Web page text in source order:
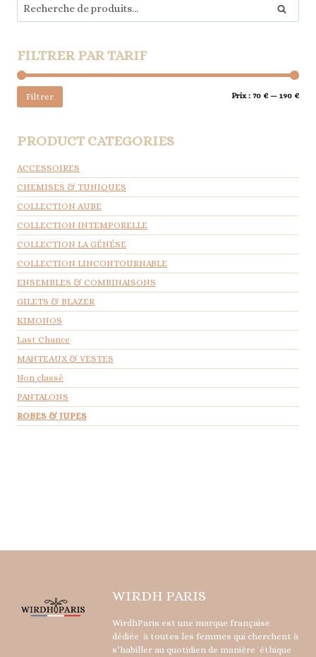
pour :
Recherche
FILTRER PAR TARIF
Prix
Prix
Filtrer Prix : 70 €— 190 €
PRODUCT CATEGORIES
ACCESSOIRES
CHEMISES & TUNIQUES
COLLECTION AUBE
COLLECTION INTEMPORELLE
COLLECTION LA GÉNÉSE
COLLECTION LINCONTOURNABLE
ENSEMBLES & COMBINAISONS
GILETS & BLAZER
KIMONOS
Last Chance
MANTEAUX & VESTES
Non classé
PANTALONS
ROBES & JUPES
WIRDH PARIS
WirdhParis est une marque française
dédiée à toutes les femmes qui cherchent à
s’habiller au quotidien de manière éthique